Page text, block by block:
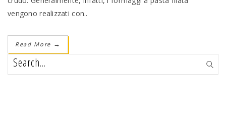
vengono realizzati con..
Read More →